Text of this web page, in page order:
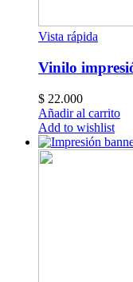
Vista rápida
Vinilo
$ 22.000
Añadir al carrito
Add to wishlist